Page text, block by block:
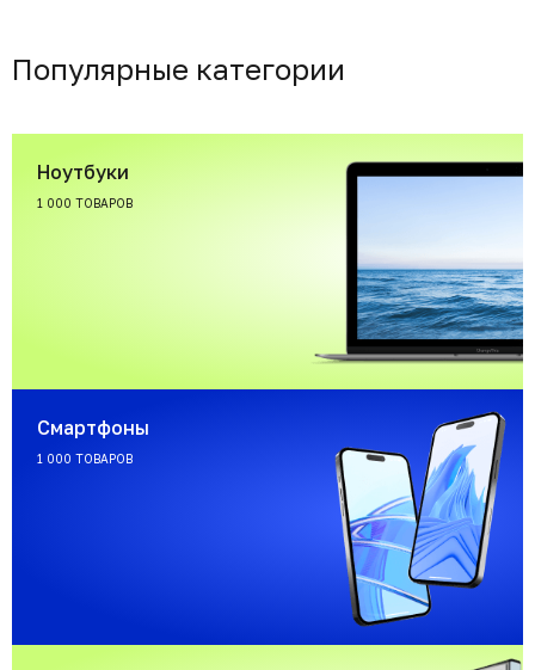
Популярные категории
Ноутбуки
1 000 ТОВАРОВ
Смартфоны
1 000 ТОВАРОВ